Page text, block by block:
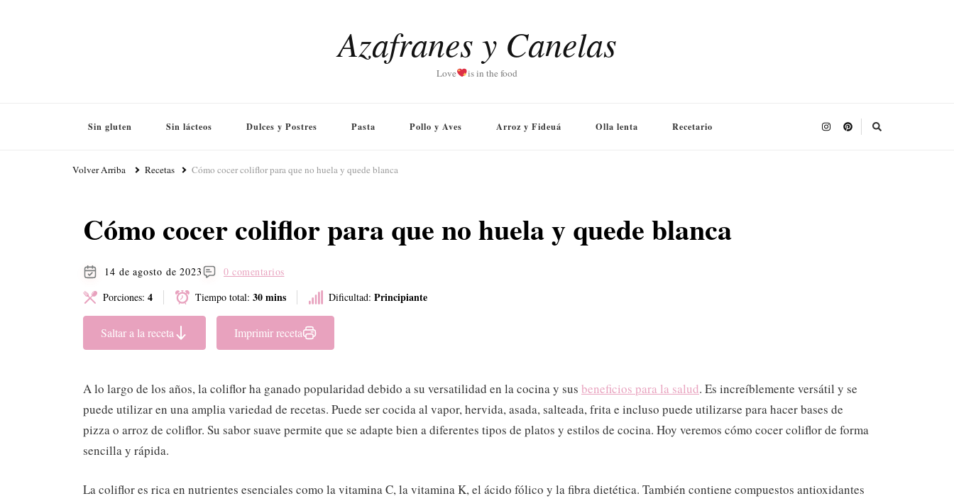
Azafranes y Canelas
Love is in the food
Sin gluten Sin lácteos Dulces y Postres Pasta Pollo y Aves Arroz y Fideuá Olla lenta Recetario
Volver Arriba Recetas Cómo cocer coliflor para que no huela y quede blanca
Cómo cocer coliflor para que no huela y quede blanca
14 de agosto de 2023
0 comentarios
Porciones: 4 Tiempo total: 30 mins Dificultad: Principiante
Saltar a la receta Imprimir receta
A lo largo de los años, la coliflor ha ganado popularidad debido a su versatilidad en la cocina y sus beneficios para la salud. Es increíblemente versátil y se
puede utilizar en una amplia variedad de recetas. Puede ser cocida al vapor, hervida, asada, salteada, frita e incluso puede utilizarse para hacer bases de
pizza o arroz de coliflor. Su sabor suave permite que se adapte bien a diferentes tipos de platos y estilos de cocina. Hoy veremos cómo cocer coliflor de forma
sencilla y rápida.
La coliflor es rica en nutrientes esenciales como la vitamina C, la vitamina K, el ácido fólico y la fibra dietética. También contiene compuestos antioxidantes